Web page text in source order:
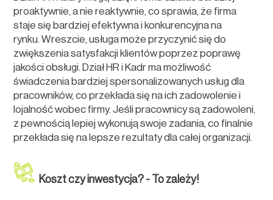
proaktywnie, a nie reaktywnie, co sprawia, że firma
staje się bardziej efektywna i konkurencyjna na
rynku. Wreszcie, usługa może przyczynić się do
zwiększenia satysfakcji klientów poprzez poprawę
jakości obsługi. Dział HR i Kadr ma możliwość
świadczenia bardziej spersonalizowanych usług dla
pracowników, co przekłada się na ich zadowolenie i
lojalność wobec firmy. Jeśli pracownicy są zadowoleni,
z pewnością lepiej wykonują swoje zadania, co finalnie
przekłada się na lepsze rezultaty dla całej organizacji.
Koszt czy inwestycja? - To zależy!